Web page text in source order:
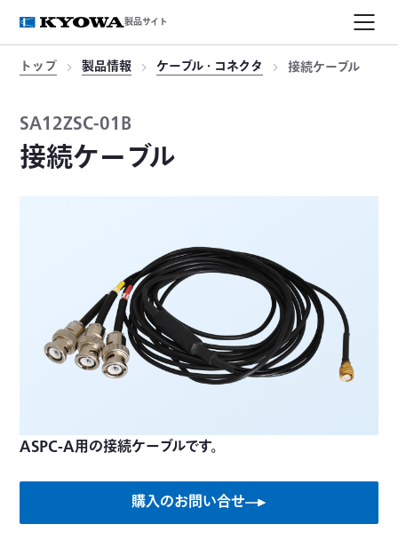
製品サイト
トップ 製品情報 ケーブル・コネクタ 接続ケーブル
SA12ZSC-01B
接続ケーブル
ASPC-A用の接続ケーブルです。
購入のお問い合せ